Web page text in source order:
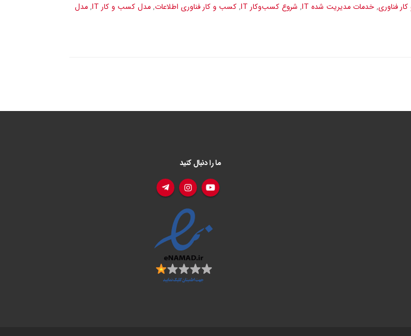
فناوری, خدمات مدیریت شده IT , شروع کسب‌وکار IT , کسب و کار فناوری اطلاعات, مدل کسب و کار IT , مدل
ما را دنبال کنید